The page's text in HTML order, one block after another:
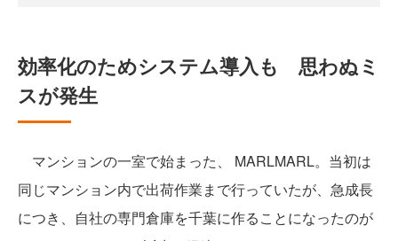
効率化のためシステム導入も 思わぬミ
スが発生
マンションの一室で始まった、 MARLMARL。当初は
同じマンション内で出荷作業まで行っていたが、急成長
につき、自社の専門倉庫を千葉に作ることになったのが